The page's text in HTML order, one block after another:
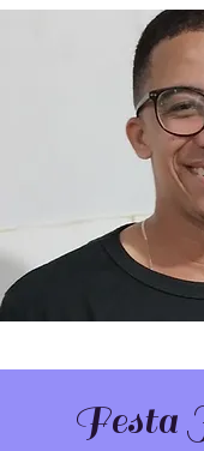
Festa